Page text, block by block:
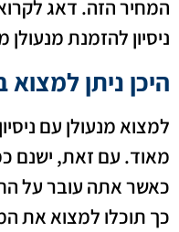
המחיר הזה. דאג
ניסיון להזמנת
היכן ניתן
למצוא מנעולן עם
מאוד. עם זאת, ישנם
כאשר אתה עובר על
כך תוכלו למצוא את